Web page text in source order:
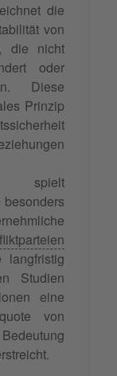
die
von
die nicht
oder
Diese
Prinzip
langfristig
Studien
eine
von